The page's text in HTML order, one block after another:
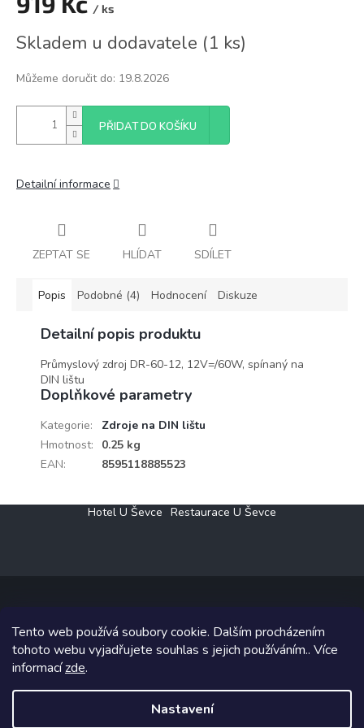
Tento web používá soubory cookie. Dalším procházením
tohoto webu vyjadřujete souhlas s jejich používáním.. Více
informacízde.
Nastavení
/ ks
cena:
Skladem u dodavatele (1 ks)
Můžeme doručit do: 19.8.2026
PŘIDAT DO KOŠÍKU
Detailní informace
ZEPTAT SE HLÍDAT SDÍLET
Popis Podobné (4) Hodnocení Diskuze
Detailní popis produktu
Průmyslový zdroj DR-60-12, 12V=/60W, spínaný na
DIN lištu
Doplňkové parametry
Kategorie:
Zdroje na DIN lištu
Hmotnost:
0.25 kg
EAN: 8595118885523
Hotel U Ševce Restaurace U Ševce
Copyright 2026Elektro Klesný s.r.o.. Všechna práva vyhrazena.
Grafický návrh vytvořil a na Shoptet implementoval
Shoptetak.cz.